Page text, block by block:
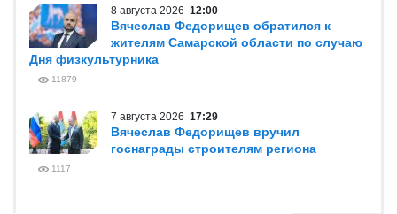
8 августа 2026 12:00
Вячеслав Федорищев обратился к
жителям Самарской области по случаю
Дня физкультурника
11879
7 августа 2026 17:29
Вячеслав Федорищев вручил
госнаграды строителям региона
1117